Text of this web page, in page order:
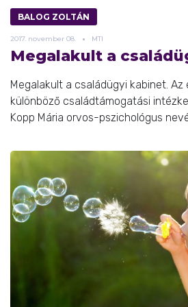
BALOG ZOLTÁN
2017. november 08. MTI
Megalakult a
Megalakult a családügyi kabinet.
különböző családtámogatási
Kopp Mária orvos-pszichológus